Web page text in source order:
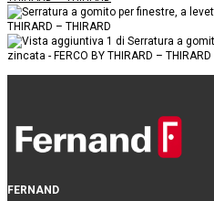
FERNAND